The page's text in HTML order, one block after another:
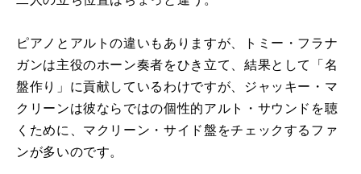
ピアノとアルトの違いもありますが、トミー・フラナ
ガンは主役のホーン奏者をひき立て、結果として「名
盤作り」に貢献しているわけですが、ジャッキー・マ
クリーンは彼ならではの個性的アルト・サウンドを聴
くために、マクリーン・サイド盤をチェックするファ
ンが多いのです。